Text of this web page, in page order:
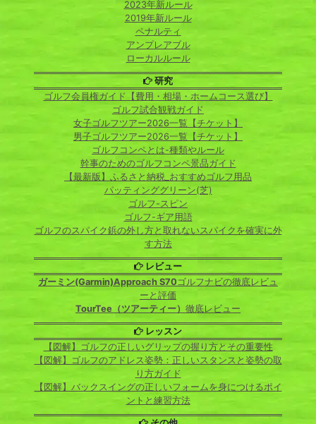
2023年新ルール
2019年新ルール
ペナルティ
アンプレアブル
ローカルルール
研究
ゴルフ会員権ガイド【費用・相場・ホームコース選び】
ゴルフ試合観戦ガイド
女子ゴルフツアー2026一覧【チケット】
男子ゴルフツアー2026一覧【チケット】
ゴルフコンペとは-種類やルール
幹事のためのゴルフコンペ景品ガイド
【最新版】ふるさと納税_おすすめゴルフ用品
パッティンググリーン(芝)
ゴルフ-スピン
ゴルフ-ギア用語
ゴルフのスパイク鋲の外し方と取れないスパイクを確実に外
す方法
レビュー
ガーミン(Garmin)Approach S70ゴルフナビの徹底レビュ
ーと評価
TourTee（ツアーティー） 徹底レビュー
レッスン
【図解】ゴルフの正しいグリップの握り方とその重要性
【図解】ゴルフのアドレス姿勢：正しいスタンスと姿勢の取
り方ガイド
【図解】バックスイングの正しいフォームを身につけるポイ
ントと練習方法